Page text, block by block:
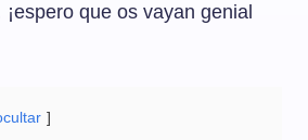
que os vayan genial